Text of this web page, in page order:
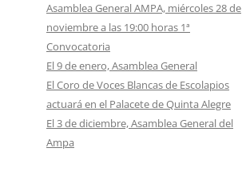
Asamblea General AMPA, miércoles 28 de
noviembre a las 19:00 horas 1ª
Convocatoria
El 9 de enero, Asamblea General
El Coro de Voces Blancas de Escolapios
actuará en el Palacete de Quinta Alegre
El 3 de diciembre, Asamblea General del
Ampa